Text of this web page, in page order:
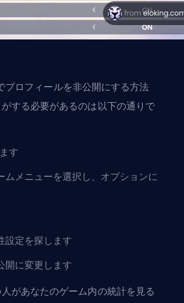
ロフィールを非公開にする方法
する必要があるのは以下の通りで
す
メニューを選択し、オプションに
設定を探します
開に変更します
があなたのゲーム内の統計を見る